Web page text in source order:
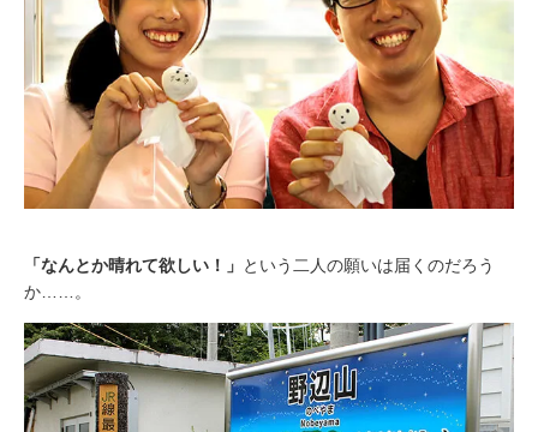
「なんとか晴れて欲しい！」 という二人の願いは届くのだろう
か……。